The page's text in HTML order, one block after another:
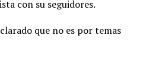
con su seguidores.
que no es por temas